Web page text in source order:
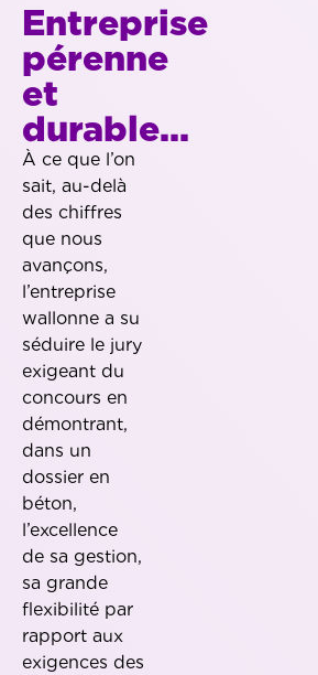
Entreprise
pérenne
et
durable...
À ce que l’on
sait, au-delà
des chiffres
que nous
avançons,
l’entreprise
wallonne a su
séduire le jury
exigeant du
concours en
démontrant,
dans un
dossier en
béton,
l’excellence
de sa gestion,
sa grande
flexibilité par
rapport aux
exigences des